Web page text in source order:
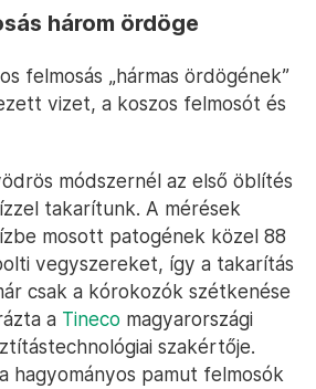
három ördöge
felmosás „hármas ördögének”
vizet, a koszos felmosót és
módszernél az első öblítés
takarítunk. A mérések
mosott patogének közel 88
vegyszereket, így a takarítás
csak a kórokozók szétkenése
a Tineco magyarországi
szakértője.
hagyományos pamut felmosók